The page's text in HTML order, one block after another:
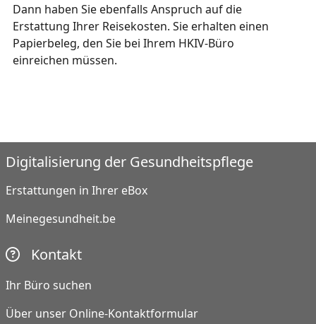
Dann haben Sie ebenfalls Anspruch auf die
Erstattung Ihrer Reisekosten. Sie erhalten einen
Papierbeleg, den Sie bei Ihrem HKIV-Büro
einreichen müssen.
Digitalisierung der Gesundheitspflege
Erstattungen in Ihrer eBox
Meinegesundheit.be
Kontakt
Ihr Büro suchen
Über unser Online-Kontaktformular